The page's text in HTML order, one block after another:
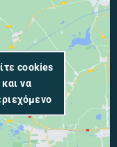
cookies
να